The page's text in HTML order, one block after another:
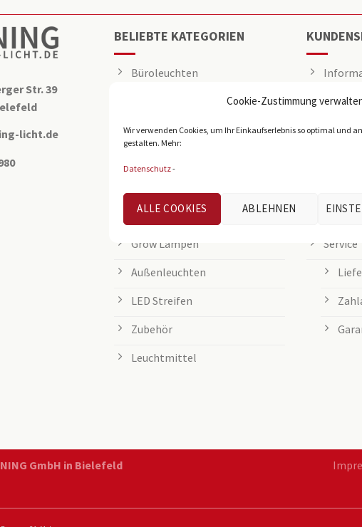
Cookie-Zustimmung
Wir verwenden Cookies, um Ihr Einkaufserlebnis so optimal und
gestalten. Mehr:
Datenschutz-
ALLE COOKIES ABLEHNEN
Str. 39
licht.de
BELIEBTE KATEGORIEN
Büroleuchten
Rasterleuchten
Tischleuchten
Grow Lampen
Außenleuchten
LED Streifen
Zubehör
Leuchtmittel
Service
GmbH in Bielefeld